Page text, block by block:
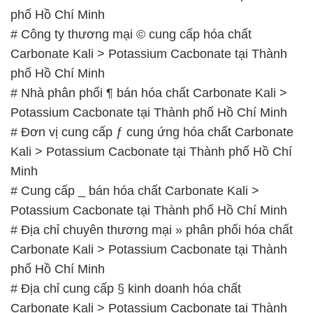
phố Hồ Chí Minh
# Công ty thương mại © cung cấp hóa chất
Carbonate Kali > Potassium Cacbonate tại Thành
phố Hồ Chí Minh
# Nhà phân phối ¶ bán hóa chất Carbonate Kali >
Potassium Cacbonate tại Thành phố Hồ Chí Minh
# Đơn vị cung cấp ƒ cung ứng hóa chất Carbonate
Kali > Potassium Cacbonate tại Thành phố Hồ Chí
Minh
# Cung cấp _ bán hóa chất Carbonate Kali >
Potassium Cacbonate tại Thành phố Hồ Chí Minh
# Địa chỉ chuyên thương mại » phân phối hóa chất
Carbonate Kali > Potassium Cacbonate tại Thành
phố Hồ Chí Minh
# Địa chỉ cung cấp § kinh doanh hóa chất
Carbonate Kali > Potassium Cacbonate tại Thành